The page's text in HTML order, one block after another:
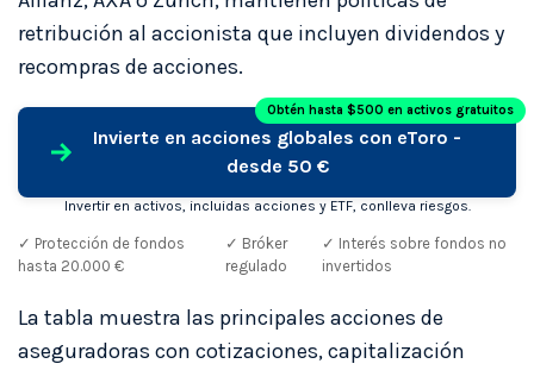
retribución al accionista que incluyen dividendos y
recompras de acciones.
Invierte en acciones globales con eToro -
desde 50 €
Obtén hasta $500 en activos gratuitos
Invertir en activos, incluidas acciones y ETF, conlleva riesgos.
✓ Protección de fondos
hasta 20.000 €
✓ Bróker
regulado
✓ Interés sobre fondos no
invertidos
La tabla muestra las principales acciones de
aseguradoras con cotizaciones, capitalización